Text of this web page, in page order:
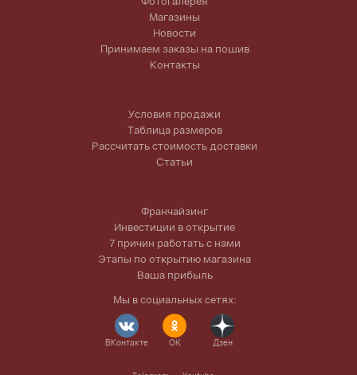
Магазины
Новости
Принимаем заказы на пошив
Контакты
Условия продажи
Таблица размеров
Рассчитать стоимость доставки
Статьи
Франчайзинг
Инвестиции в открытие
7 причин работать с нами
Этапы по открытию магазина
Ваша прибыль
Мы в социальных сетях:
ВКонтакте OK Дзен